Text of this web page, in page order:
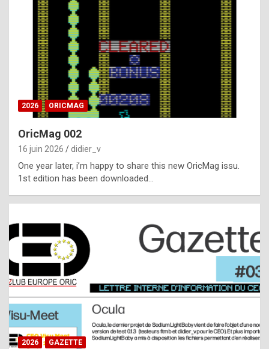
y
d
i
ff
i
l
t
t
s
t
a
s
2026 ORICMAG
OricMag 002
16 juin 2026 didier_v
One year later, i’m happy to share this new OricMag issu.
1st edition has been downloaded…
2026 GAZETTE